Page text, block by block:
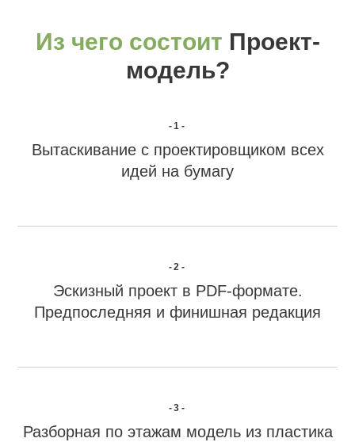
Из чего состоит Проект-
модель?
-1-
Вытаскивание с проектировщиком всех
идей на бумагу
-2-
Эскизный проект в PDF-формате.
Предпоследняя и финишная редакция
-3-
Разборная по этажам модель из пластика